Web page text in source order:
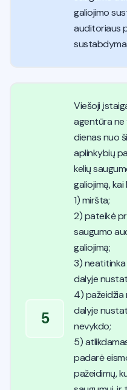
galiojimo
auditoriaus
5
Viešoji
agentūra ne
dienas nuo
aplinkybių
kelių
galiojimą,
1) miršta;
2) pateikė
saugumo
galiojimą;
3)
dalyje
4) pažeidžia
dalyje
nevykdo;
5)
padarė
pažeidimų,